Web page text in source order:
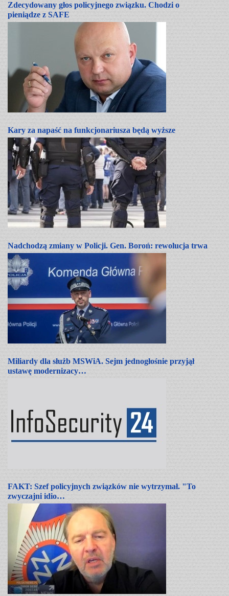
Zdecydowany głos policyjnego związku. Chodzi o
pieniądze z SAFE
Kary za napaść na funkcjonariusza będą wyższe
Nadchodzą zmiany w Policji. Gen. Boroń: rewolucja trwa
Miliardy dla służb MSWiA. Sejm jednogłośnie przyjął
ustawę modernizacy…
FAKT: Szef policyjnych związków nie wytrzymał. "To
zwyczajni idio…